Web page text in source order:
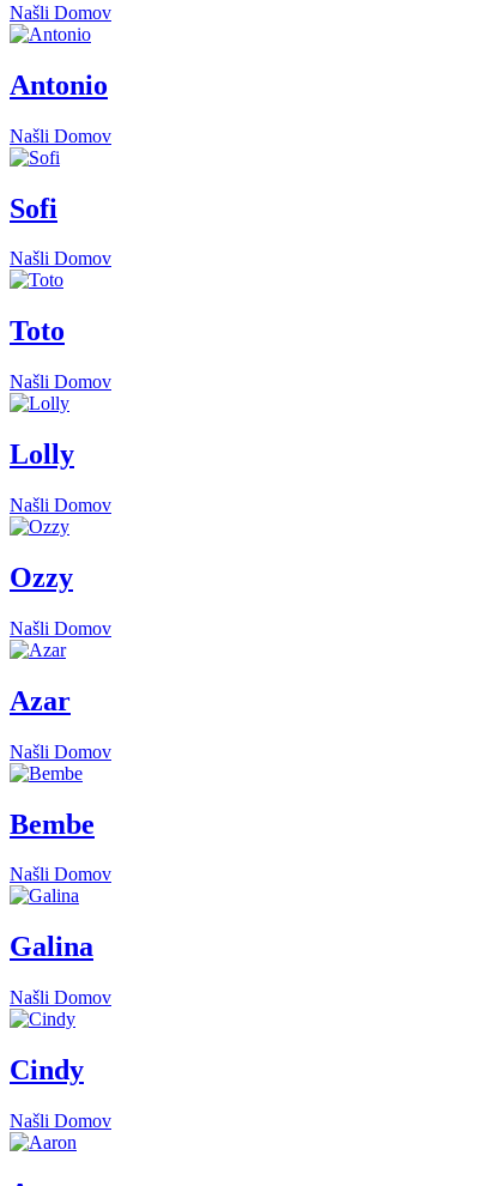
Našli Domov
Antonio
Našli Domov
Sofi
Našli Domov
Toto
Našli Domov
Lolly
Našli Domov
Ozzy
Našli Domov
Azar
Našli Domov
Bembe
Našli Domov
Galina
Našli Domov
Cindy
Našli Domov